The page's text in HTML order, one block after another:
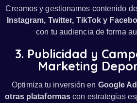
Creamos y gestionamos contenido
Instagram, Twitter, TikTok y
con tu audiencia de forma
3. Publicidad y
Marketing
Optimiza tu inversión en Google
otras plataformas con estrategias